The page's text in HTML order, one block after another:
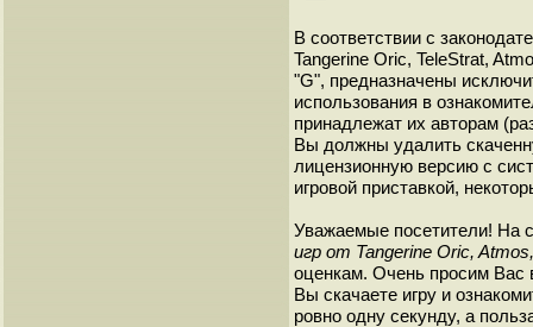
В соответствии с
Tangerine Oric, TeleStrat,
"G", предназначены
использования в
принадлежат их авторам
Вы должны удалить
лицензионную версию с
игровой приставкой,
Уважаемые посетители! На
игр от Tangerine Oric,
оценкам. Очень просим Вас
Вы скачаете игру и
ровно одну секунду, а